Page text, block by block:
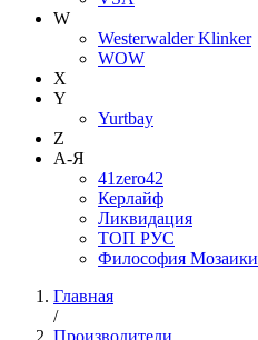
W
Westerwalder Klinker
WOW
X
Y
Yurtbay
Z
А-Я
41zero42
Керлайф
Ликвидация
ТОП РУС
Философия Мозаики
Главная
/
Производители